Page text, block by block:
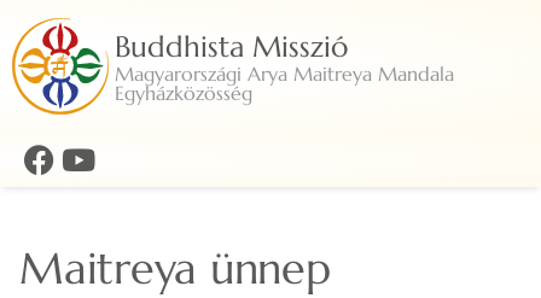
Buddhista Misszió
Magyarországi Arya Maitreya Mandala
Egyházközösség
Maitreya ünnep